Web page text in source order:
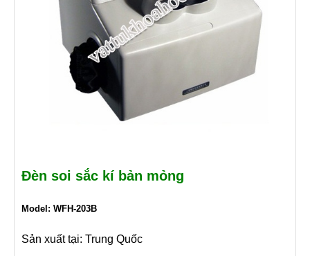
Đèn soi sắc kí bản mỏng
Model: WFH-203B
Sản xuất tại: Trung Quốc